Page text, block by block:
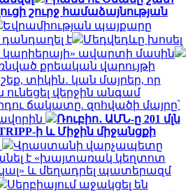
շուրջ համաձայնության
Եվրամիության պայքարը
է
Մեդվեդևը խոսել
կարիերայի» ավարտի մասին
քրեական վարույթի
տիկին․ կան մայրեր, որ
ունեցել վերջին անգամ
ճակատը. զոհվածի մայրը՝
Ռուբիո․ ԱՄՆ-ը 201 մլն
ի և Միջին միջանցքի
Վրաստանի վարչապետը
է «խայտառակ կեղտոտ
և մեղադրել պատերազմ
Սերբիայում աջակցել են